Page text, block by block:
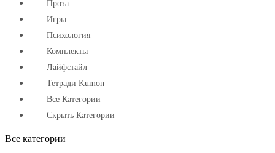
Проза
Игры
Психология
Комплекты
Лайфстайл
Тетради Kumon
Все Категории
Скрыть Категории
Все категории